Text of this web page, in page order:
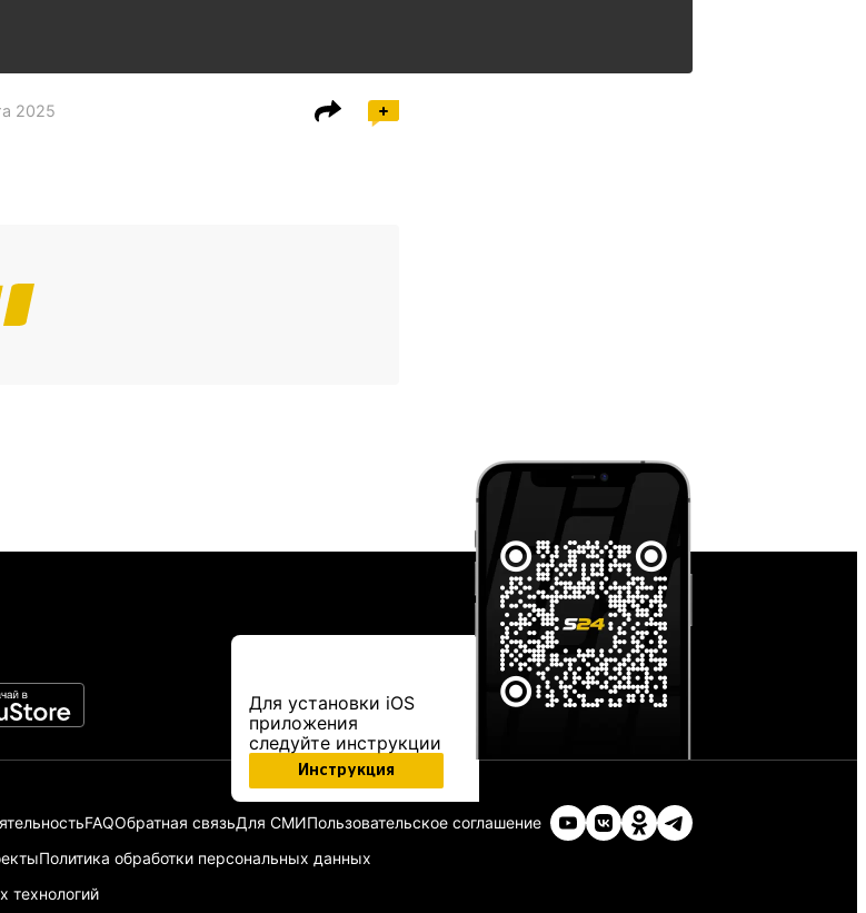
2025
Для установки iOS
приложения
следуйте инструкции
Инструкция
FAQОбратная связьДля СМИПользовательское соглашение
Политика обработки персональных данных
технологий